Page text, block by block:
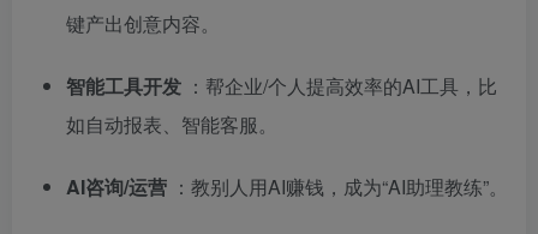
键产出创意内容。
智能工具开发 ：帮企业/个人提高效率的AI工具，比
如自动报表、智能客服。
AI咨询/运营 ：教别人用AI赚钱，成为“AI助理教练”。